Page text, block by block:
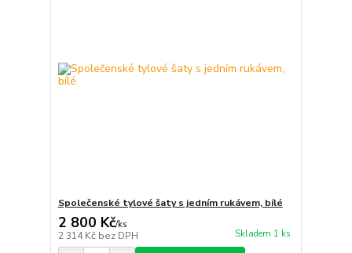
Společenské tylové šaty s jedním rukávem, bílé
2 800 Kč/ks
2 314 Kč bez DPH Skladem 1 ks